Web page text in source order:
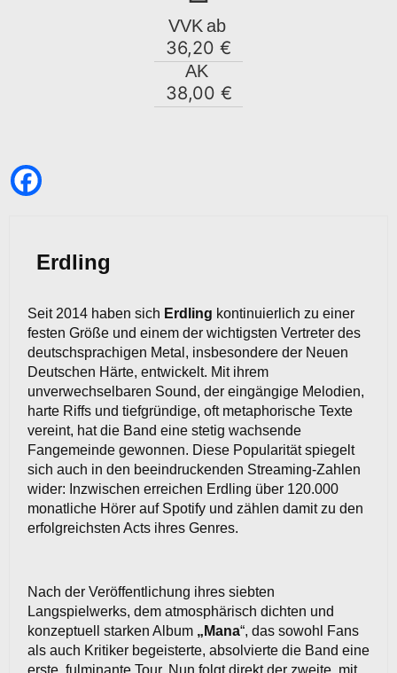
VVK ab
36,20 €
AK
38,00 €
Erdling
Seit 2014 haben sich Erdling kontinuierlich zu einer
festen Größe und einem der wichtigsten Vertreter des
deutschsprachigen Metal, insbesondere der Neuen
Deutschen Härte, entwickelt. Mit ihrem
unverwechselbaren Sound, der eingängige Melodien,
harte Riffs und tiefgründige, oft metaphorische Texte
vereint, hat die Band eine stetig wachsende
Fangemeinde gewonnen. Diese Popularität spiegelt
sich auch in den beeindruckenden Streaming-Zahlen
wider: Inzwischen erreichen Erdling über 120.000
monatliche Hörer auf Spotify und zählen damit zu den
erfolgreichsten Acts ihres Genres.
Nach der Veröffentlichung ihres siebten
Langspielwerks, dem atmosphärisch dichten und
konzeptuell starken Album „Mana“, das sowohl Fans
als auch Kritiker begeisterte, absolvierte die Band eine